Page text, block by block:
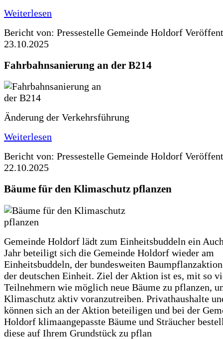
Weiterlesen
Bericht von: Pressestelle Gemeinde Holdorf
23.10.2025
Fahrbahnsanierung an der B214
Änderung der Verkehrsführung
Weiterlesen
Bericht von: Pressestelle Gemeinde Holdorf
22.10.2025
Bäume für den Klimaschutz pflanzen
Gemeinde Holdorf lädt zum Einheitsbuddeln ein
Jahr beteiligt sich die Gemeinde Holdorf wieder am
Einheitsbuddeln, der bundesweiten
der deutschen Einheit. Ziel der Aktion ist es, mit so
Teilnehmern wie möglich neue Bäume zu pflanzen,
Klimaschutz aktiv voranzutreiben. Privathaushalte
können sich an der Aktion beteiligen und bei der
Holdorf klimaangepasste Bäume und Sträucher
diese auf Ihrem Grundstück zu pflan